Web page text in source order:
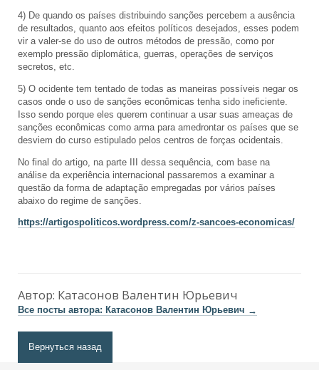
4) De quando os países distribuindo sanções percebem a ausência
de resultados, quanto aos efeitos políticos desejados, esses podem
vir a valer-se do uso de outros métodos de pressão, como por
exemplo pressão diplomática, guerras, operações de serviços
secretos, etc.
5) O ocidente tem tentado de todas as maneiras possíveis negar os
casos onde o uso de sanções econômicas tenha sido ineficiente.
Isso sendo porque eles querem continuar a usar suas ameaças de
sanções econômicas como arma para amedrontar os países que se
desviem do curso estipulado pelos centros de forças ocidentais.
No final do artigo, na parte III dessa sequência, com base na
análise da experiência internacional passaremos a examinar a
questão da forma de adaptação empregadas por vários países
abaixo do regime de sanções.
https://artigospoliticos.wordpress.com/z-sancoes-economicas/
Автор: Катасонов Валентин Юрьевич
Все посты автора: Катасонов Валентин Юрьевич →
Вернуться назад